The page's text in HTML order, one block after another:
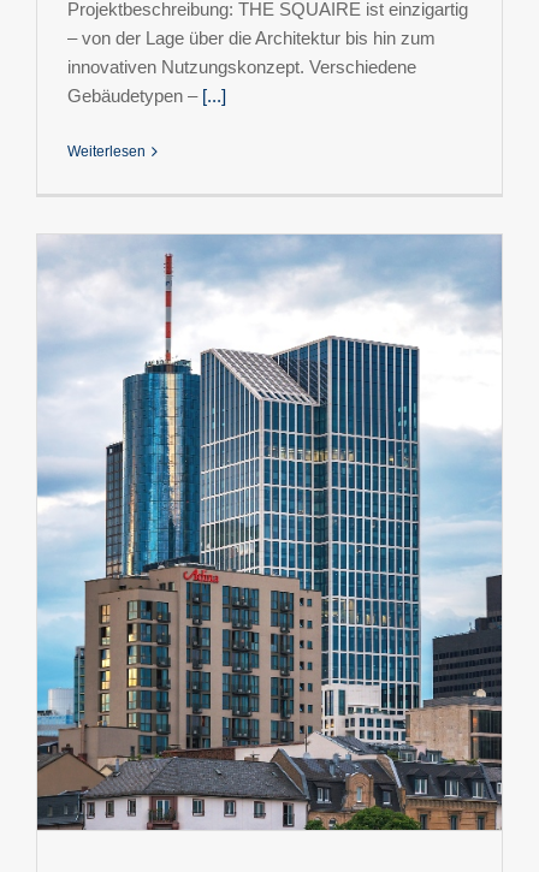
Projektbeschreibung: THE SQUAIRE ist einzigartig
– von der Lage über die Architektur bis hin zum
innovativen Nutzungskonzept. Verschiedene
Gebäudetypen –[...]
Weiterlesen